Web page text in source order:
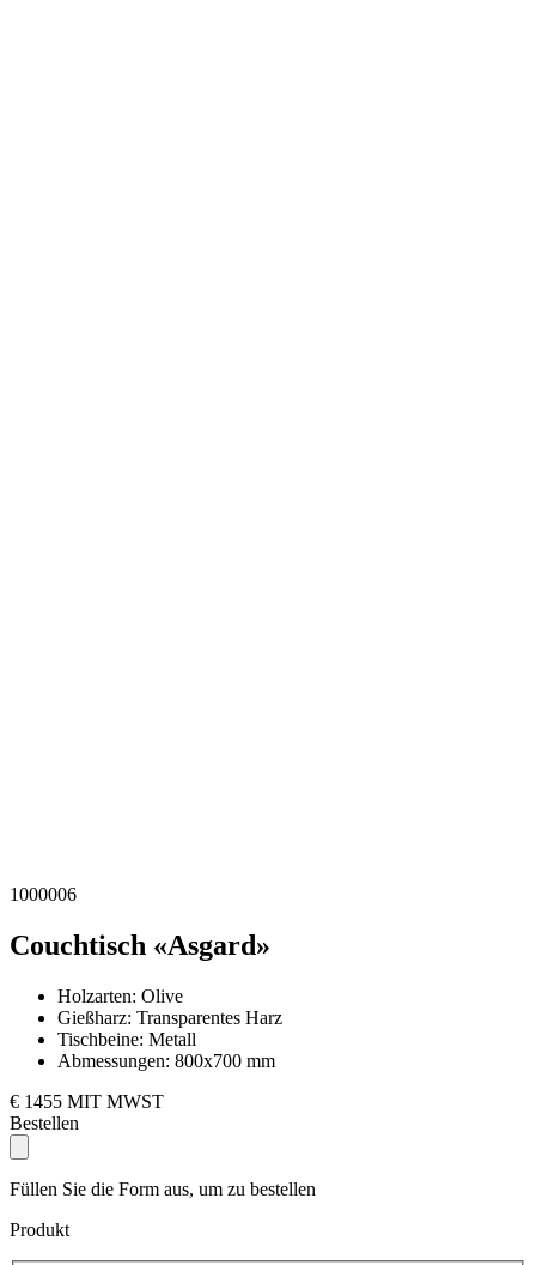
1000006
Couchtisch «Asgard»
Holzarten: Olive
Gießharz: Transparentes Harz
Tischbeine: Metall
Abmessungen: 800x700 mm
€ 1455 MIT MWST
Bestellen
Füllen Sie die Form aus, um zu bestellen
Produkt